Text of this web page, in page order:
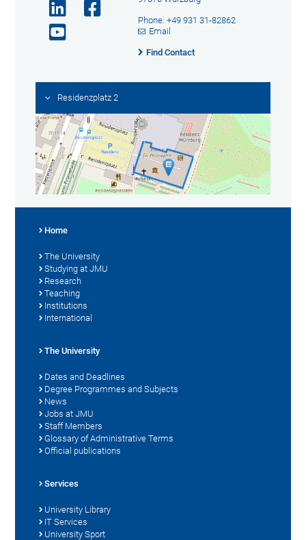
Phone: +49 931 31-82862
Email
Find Contact
Residenzplatz 2
Home
The University
Studying at JMU
Research
Teaching
Institutions
International
The University
Dates and Deadlines
Degree Programmes and Subjects
News
Jobs at JMU
Staff Members
Glossary of Administrative Terms
Official publications
Services
University Library
IT Services
University Sport